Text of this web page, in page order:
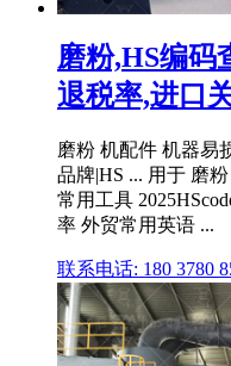
磨粉,HS编码
退税率,进口
磨粉 机配件 机器易
品牌|HS ... 用于 磨
常用工具
率 外贸常用英语 ...
联系电话: 180 3780